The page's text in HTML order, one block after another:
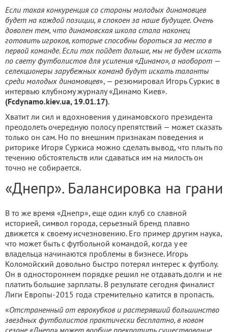
Если такая конкуренция со стороны молодых динамовцев
будет на каждой позиции, я спокоен за наше будущее. Очень
доволен тем, что динамовская школа стала наконец
готовить игроков, которые способны бороться за место в
первой команде. Если так пойдет дальше, мы не будем искать
по свету футболистов для усиления «Динамо», а наоборот —
селекционеры зарубежных команд будут искать таланты
среди молодых динамовцев», — резюмировал Игорь Суркис в
интервью клубному журналу «Динамо Киев».
(Fcdynamo.kiev.ua, 19.01.17).
Хватит ли сил и вдохновения у динамовского президента
преодолеть очередную полосу препятствий — может сказать
только он сам. Но по внешним признакам поведения и
риторике Игоря Суркиса можно сделать вывод, что плыть по
течению обстоятельств или сдаваться им на милость он
точно не собирается.
«Днепр». Балансировка на грани
В то же время «Днепр», еще один клуб со славной
историей, символ города, серьезный бренд плавно
движется к своему исчезновению. Его пример другим наука,
что может быть с футбольной командой, когда у ее
владельца начинаются проблемы в бизнесе. Игорь
Коломойский довольно быстро потерял интерес к футболу.
Он в одностороннем порядке решил не отдавать долги и не
платить большие зарплаты. В результате сегодня финалист
Лиги Европы-2015 года стремительно катится в пропасть.
«Отстраненный от еврокубков и растерявший большинство
звездных футболистов практически бесплатно, в новом
сезоне «Днепр» может вообще прекратить существование